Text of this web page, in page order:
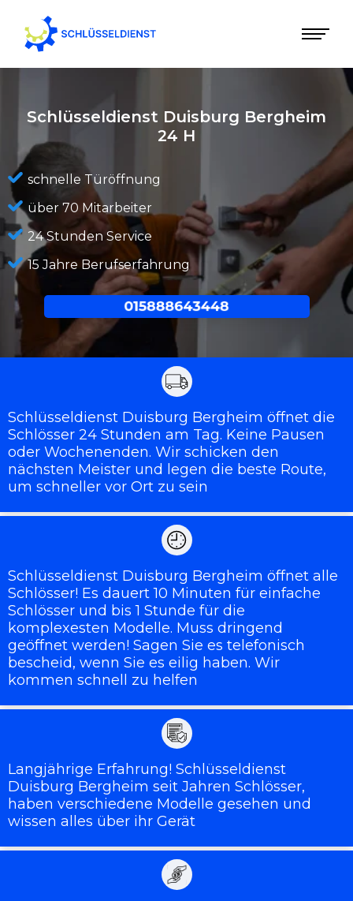
Schlüsseldienst Duisburg Bergheim
24 H
schnelle Türöffnung
über 70 Mitarbeiter
24 Stunden Service
15 Jahre Berufserfahrung
Schlüsseldienst Duisburg Bergheim öffnet die
Schlösser 24 Stunden am Tag. Keine Pausen
oder Wochenenden. Wir schicken den
nächsten Meister und legen die beste Route,
um schneller vor Ort zu sein
Schlüsseldienst Duisburg Bergheim öffnet alle
Schlösser! Es dauert 10 Minuten für einfache
Schlösser und bis 1 Stunde für die
komplexesten Modelle. Muss dringend
geöffnet werden! Sagen Sie es telefonisch
bescheid, wenn Sie es eilig haben. Wir
kommen schnell zu helfen
Langjährige Erfahrung! Schlüsseldienst
Duisburg Bergheim seit Jahren Schlösser,
haben verschiedene Modelle gesehen und
wissen alles über ihr Gerät